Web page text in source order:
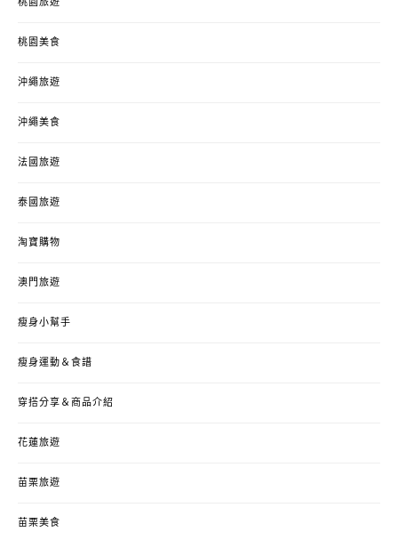
桃園旅遊
桃園美食
沖繩旅遊
沖繩美食
法國旅遊
泰國旅遊
淘寶購物
澳門旅遊
瘦身小幫手
瘦身運動＆食譜
穿搭分享＆商品介紹
花蓮旅遊
苗栗旅遊
苗栗美食